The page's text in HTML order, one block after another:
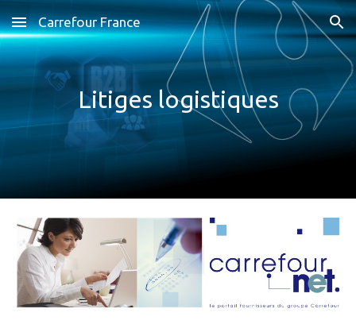
Skip to main content Skip to navigation
Carrefour France
Litigeslogistiques